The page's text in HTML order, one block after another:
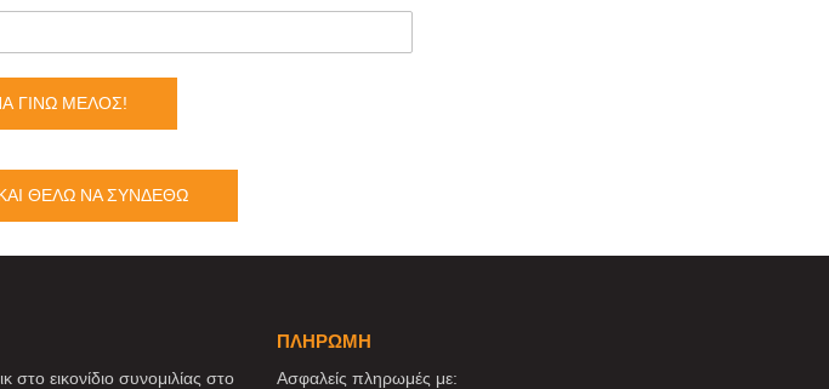
ΓΙΝΩ ΜΕΛΟΣ!
ΘΕΛΩ ΝΑ ΣΥΝΔΕΘΩ
στο εικονίδιο συνομιλίας στο
ΠΛΗΡΩΜΗ
Ασφαλείς πληρωμές με: